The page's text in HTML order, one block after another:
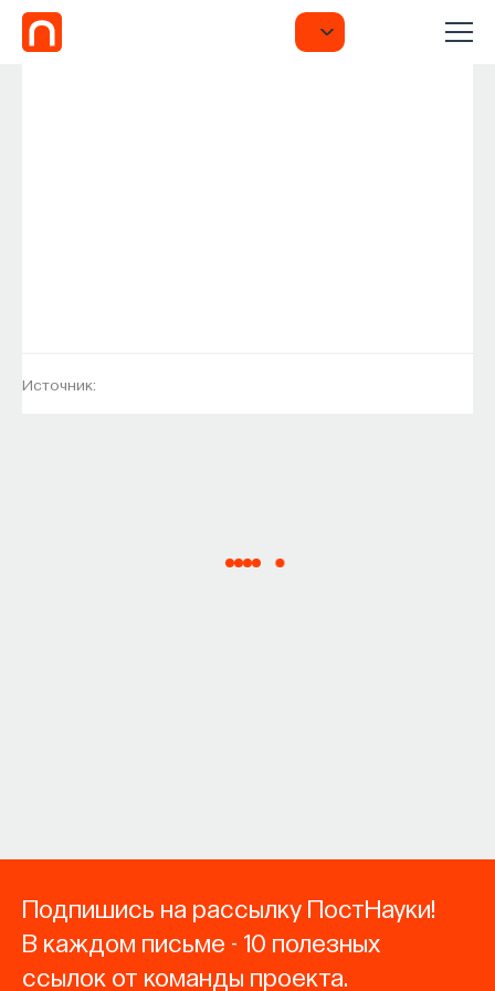
Источник:
Подпишись на рассылку ПостНауки!
В каждом письме - 10 полезных
ссылок от команды проекта.